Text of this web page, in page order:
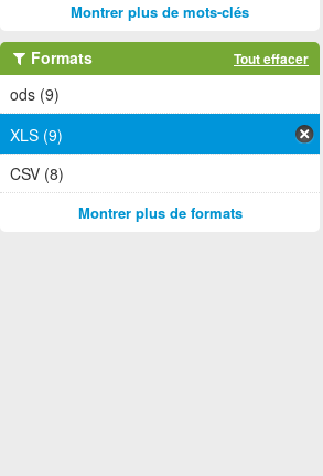
Montrer plus de mots-clés
Formats Tout effacer
ods (9)
XLS (9)
CSV (8)
Montrer plus de formats